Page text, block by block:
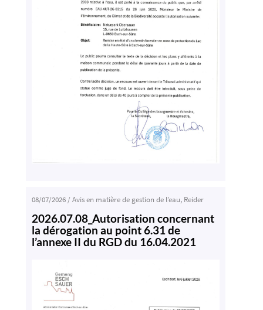
08/07/2026/Avis en matière de gestion de l’eau, Reider
2026.07.08_Autorisation concernant
la dérogation au point 6.31 de
l’annexe II du RGD du 16.04.2021